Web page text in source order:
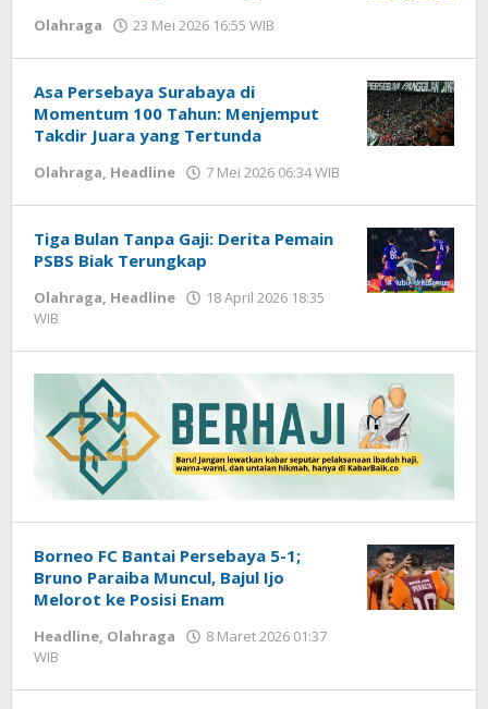
Olahraga 23 Mei 2026 16:55 WIB
Asa Persebaya Surabaya di
Momentum 100 Tahun: Menjemput
Takdir Juara yang Tertunda
Olahraga, Headline 7 Mei 2026 06:34 WIB
Tiga Bulan Tanpa Gaji: Derita Pemain
PSBS Biak Terungkap
Olahraga, Headline
18 April 2026 18:35
WIB
Borneo FC Bantai Persebaya 5-1;
Bruno Paraiba Muncul, Bajul Ijo
Melorot ke Posisi Enam
Headline, Olahraga
8 Maret 2026 01:37
WIB